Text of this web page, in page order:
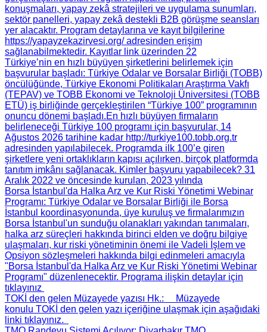
konuşmaları, yapay zekâ stratejileri ve uygulama sunumları,
sektör panelleri, yapay zekâ destekli B2B görüşme seansları
yer alacaktır. Program detaylarına ve kayıt bilgilerine
https://yapayzekazirvesi.org/ adresinden erişim
sağlanabilmektedir. Kayıtlar link üzerinden 22
Türkiye’nin en hızlı büyüyen şirketlerini belirlemek için
başvurular başladı: Türkiye Odalar ve Borsalar Birliği (TOBB)
öncülüğünde, Türkiye Ekonomi Politikaları Araştırma Vakfı
(TEPAV) ve TOBB Ekonomi ve Teknoloji Üniversitesi (TOBB
ETÜ) iş birliğinde gerçekleştirilen “Türkiye 100” programının
onuncu dönemi başladı.​ En hızlı büyüyen firmaların
belirleneceği Türkiye 100 programı için başvurular, 14
Ağustos 2026 tarihine kadar http://turkiye100.tobb.org.tr
adresinden yapılabilecek. Programda ilk 100’e giren
şirketlere yeni ortaklıkların kapısı açılırken, birçok platformda
tanıtım imkânı sağlanacak. Kimler başvuru yapabilecek? 31
Aralık 2022 ve öncesinde kurulan, 2023 yılında
Borsa İstanbul'da Halka Arz ve Kur Riski Yönetimi Webinar
Programı: Türkiye Odalar ve Borsalar Birliği ile Borsa
İstanbul koordinasyonunda, üye kuruluş ve firmalarımızın
Borsa İstanbul'un sunduğu olanakları yakından tanımaları,
halka arz süreçleri hakkında birinci elden ve doğru bilgiye
ulaşmaları, kur riski yönetiminin önemi ile Vadeli İşlem ve
Opsiyon sözleşmeleri hakkında bilgi edinmeleri amacıyla
"Borsa İstanbul'da Halka Arz ve Kur Riski Yönetimi Webinar
Programı" düzenlenecektir. Programa ilişkin detaylar için
tıklayınız
TOKİ den gelen Müzayede yazısı Hk.: Müzayede
konulu TOKİ den gelen yazı içeriğine ulaşmak için aşağıdaki
linki tıklayınız.